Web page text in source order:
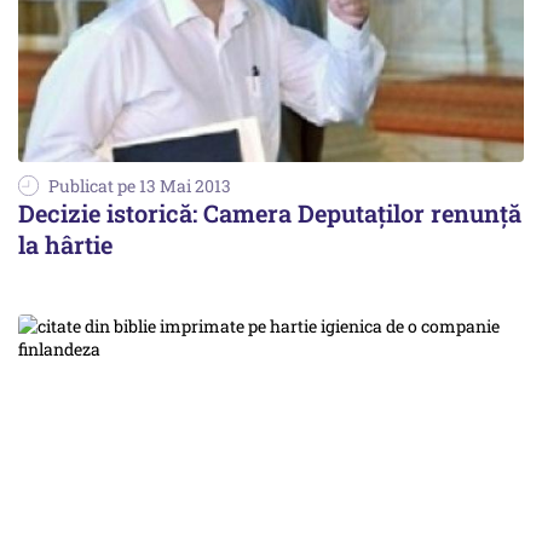
Publicat pe 13 Mai 2013
Decizie istorică: Camera Deputaţilor renunţă
la hârtie